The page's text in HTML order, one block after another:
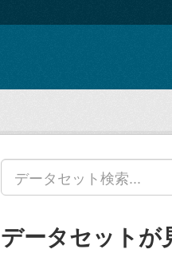
データセットが